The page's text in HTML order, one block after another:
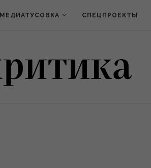
МЕДИАТУСОВКА СПЕЦПРОЕКТЫ